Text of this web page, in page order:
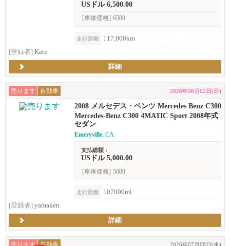
USドル 6,500.00
[車体価格] 6500
走行距離
117,000km
[登録者] Kate
詳細
売ります 自動車 2026年08月02日(日)
2008 メルセデス・ベンツ Mercedes Benz C300
sport セダン
Mercedes-Benz C300 4MATIC Sport 2008年式
セダン
Emeryville, CA
支払総額 :
USドル 5,000.00
[車体価格] 5000
走行距離
107000ml
[登録者] yamaken
詳細
売ります 自動車 2026年07月08日(水)